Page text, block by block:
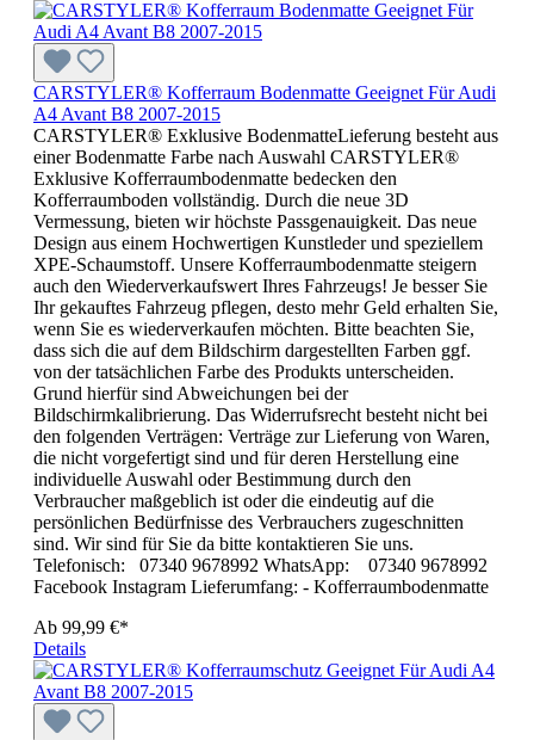
CARSTYLER® Kofferraum Bodenmatte Geeignet Für Audi
A4 Avant B8 2007-2015
CARSTYLER® Exklusive BodenmatteLieferung besteht aus
einer Bodenmatte Farbe nach Auswahl CARSTYLER®
Exklusive Kofferraumbodenmatte bedecken den
Kofferraumboden vollständig. Durch die neue 3D
Vermessung, bieten wir höchste Passgenauigkeit. Das neue
Design aus einem Hochwertigen Kunstleder und speziellem
XPE-Schaumstoff. Unsere Kofferraumbodenmatte steigern
auch den Wiederverkaufswert Ihres Fahrzeugs! Je besser Sie
Ihr gekauftes Fahrzeug pflegen, desto mehr Geld erhalten Sie,
wenn Sie es wiederverkaufen möchten. Bitte beachten Sie,
dass sich die auf dem Bildschirm dargestellten Farben ggf.
von der tatsächlichen Farbe des Produkts unterscheiden.
Grund hierfür sind Abweichungen bei der
Bildschirmkalibrierung. Das Widerrufsrecht besteht nicht bei
den folgenden Verträgen: Verträge zur Lieferung von Waren,
die nicht vorgefertigt sind und für deren Herstellung eine
individuelle Auswahl oder Bestimmung durch den
Verbraucher maßgeblich ist oder die eindeutig auf die
persönlichen Bedürfnisse des Verbrauchers zugeschnitten
sind. Wir sind für Sie da bitte kontaktieren Sie uns.
Telefonisch: 07340 9678992 WhatsApp: 07340 9678992
Facebook Instagram Lieferumfang: - Kofferraumbodenmatte
Ab 99,99 €*
Details